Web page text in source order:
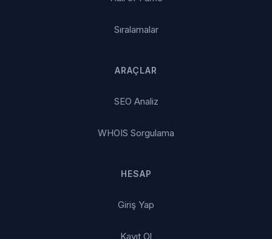
Sıralamalar
ARAÇLAR
SEO Analiz
WHOIS Sorgulama
HESAP
Giriş Yap
Kayıt Ol